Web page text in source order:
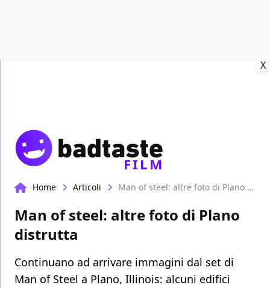
X
FILM
Home Articoli Man of steel: altre foto di Plano distrutta
Man of steel: altre foto di Plano
distrutta
Continuano ad arrivare immagini dal set di
Man of Steel a Plano, Illinois: alcuni edifici